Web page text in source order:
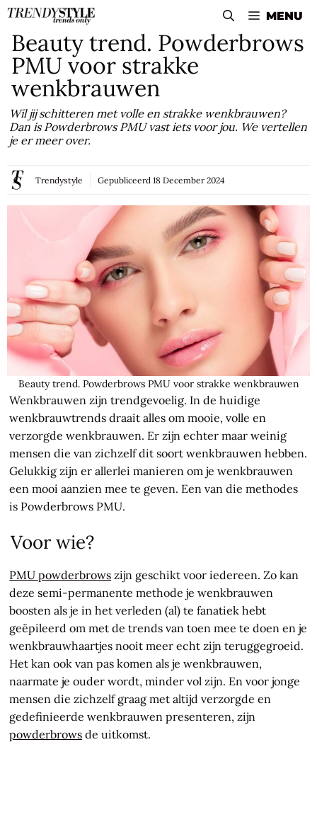
Skip
content
MENU
Beauty trend. Powderbrows
PMU voor strakke
wenkbrauwen
Wil jij schitteren met volle en strakke wenkbrauwen?
Dan is Powderbrows PMU vast iets voor jou. We vertellen
je er meer over.
Trendystyle Gepubliceerd 18 December 2024
Beauty trend. Powderbrows PMU voor strakke wenkbrauwen
Wenkbrauwen zijn trendgevoelig. In de huidige
wenkbrauwtrends draait alles om mooie, volle en
verzorgde wenkbrauwen. Er zijn echter maar weinig
mensen die van zichzelf dit soort wenkbrauwen hebben.
Gelukkig zijn er allerlei manieren om je wenkbrauwen
een mooi aanzien mee te geven. Een van die methodes
is Powderbrows PMU.
Voor wie?
PMU powderbrows zijn geschikt voor iedereen. Zo kan
deze semi-permanente methode je wenkbrauwen
boosten als je in het verleden (al) te fanatiek hebt
geëpileerd om met de trends van toen mee te doen en je
wenkbrauwhaartjes nooit meer echt zijn teruggegroeid.
Het kan ook van pas komen als je wenkbrauwen,
naarmate je ouder wordt, minder vol zijn. En voor jonge
mensen die zichzelf graag met altijd verzorgde en
gedefinieerde wenkbrauwen presenteren, zijn
powderbrows de uitkomst.